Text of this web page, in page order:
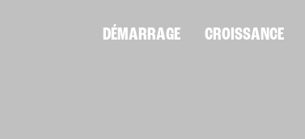
DÉMARRAGE CROISSANCE